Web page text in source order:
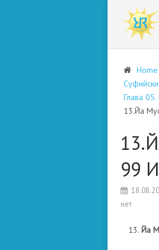
Home
Глава
13.Йа
99
нет
Йа